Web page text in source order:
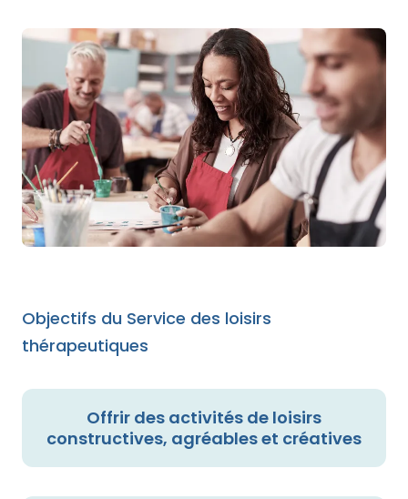
Objectifs du Service des loisirs
thérapeutiques
Offrir des activités de loisirs
constructives, agréables et créatives